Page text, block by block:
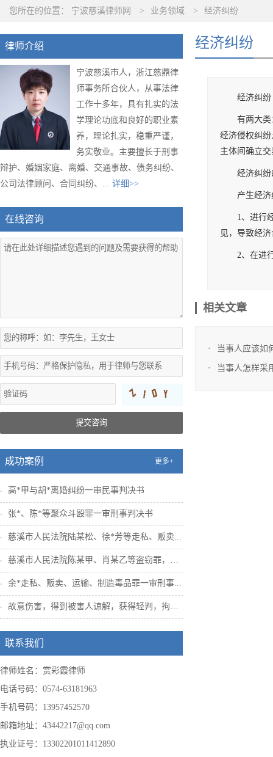
您所在的位置： 宁波慈溪律师网 > 业务领域 > 经济纠纷
律师介绍
宁波慈溪市人，浙江慈鼎律
师事务所合伙人，从事法律
工作十多年，具有扎实的法
学理论功底和良好的职业素
养，理论扎实，稳重严谨，
务实敬业。主要擅长于刑事
辩护、婚姻家庭、离婚、交通事故、债务纠纷、
公司法律顾问、合同纠纷、... 详细>>
在线咨询
提交咨询
成功案例 更多+
高*甲与胡*离婚纠纷一审民事判决书
张*、陈*等聚众斗殴罪一审刑事判决书
慈溪市人民法院陆某松、徐*芳等走私、贩卖...
慈溪市人民法院陈某甲、肖某乙等盗窃罪，姜...
余*走私、贩卖、运输、制造毒品罪一审刑事...
故意伤害，得到被害人谅解，获得轻判，拘役...
联系我们
律师姓名：赏彩霞律师
电话号码：0574-63181963
手机号码：13957452570
邮箱地址：43442217@qq.com
执业证号：13302201011412890
经济纠纷
经济纠纷
有两大
经济侵权纠
主体间确立
经济纠
产生经
1、进行
见，导致经
2、在进
相关文章
当事人应该如
当事人怎样采